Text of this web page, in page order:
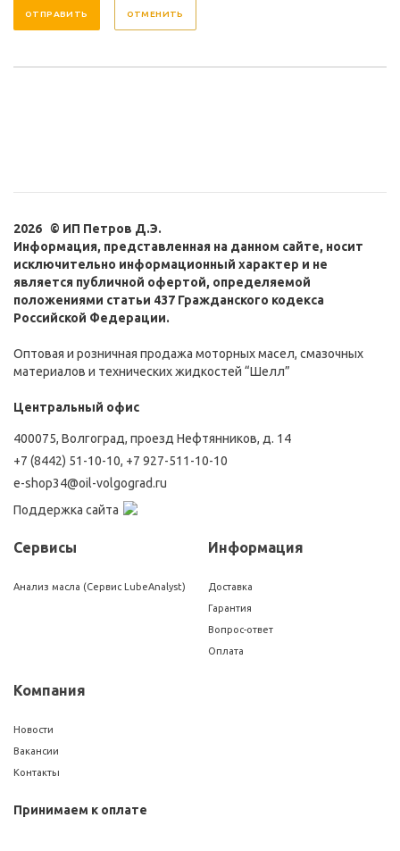
ОТМЕНИТЬ
2026 © ИП Петров Д.Э.
Информация, представленная на данном сайте, носит
исключительно информационный характер и не
является публичной офертой, определяемой
положениями статьи 437 Гражданского кодекса
Российской Федерации.
Оптовая и розничная продажа моторных масел, смазочных
материалов и технических жидкостей “Шелл”
Центральный офис
400075, Волгоград, проезд Нефтянников, д. 14
+7 (8442) 51-10-10, +7 927-511-10-10
e-shop34@oil-volgograd.ru
Поддержка сайта
Сервисы
Анализ масла (Сервис LubeAnalyst)
Информация
Доставка
Гарантия
Вопрос-ответ
Оплата
Компания
Новости
Вакансии
Контакты
Принимаем к оплате